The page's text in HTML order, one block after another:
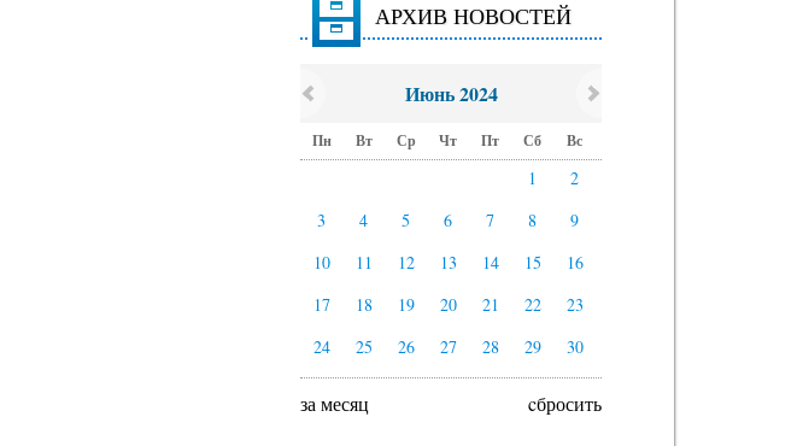
АРХИВ НОВОСТЕЙ
Июнь 2024
Пн Вт Ср Чт Пт Сб Вс
1
2
3
4 5 6 7 8
9
10
11 12 13 14 15
16
17
18 19 20 21 22
23
24
25 26 27 28 29 30
за месяц cбросить